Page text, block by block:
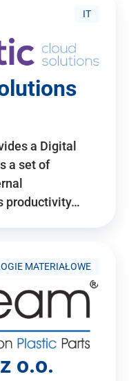
IT
a Digital
a set of
productivity…
MATERIAŁOWE
o.o.